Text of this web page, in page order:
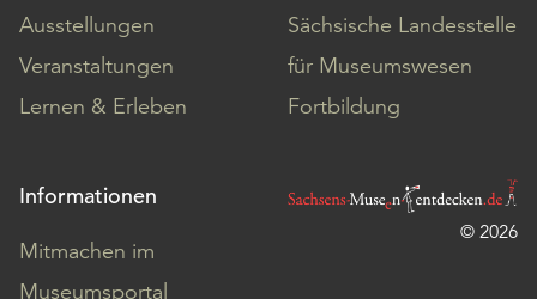
Ausstellungen
Veranstaltungen
Lernen & Erleben
Sächsische Landesstelle
für Museumswesen
Fortbildung
Informationen
Mitmachen im
Museumsportal
© 2026